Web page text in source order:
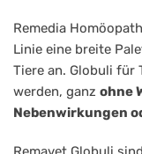
Remedia
Linie eine breite
Tiere an. Globuli für
werden, ganz ohne
Nebenwirkungen